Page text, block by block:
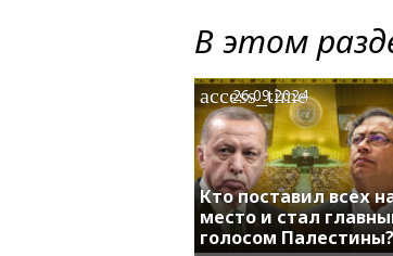
В этом
Кто поставил всех
место и стал
голосом Палестины?
access_time
26.09.2024